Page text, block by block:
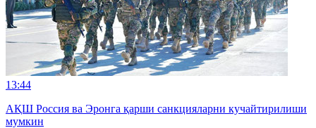
13:44
АҚШ Россия ва Эронга қарши санкцияларни кучайтирилиши
мумкин